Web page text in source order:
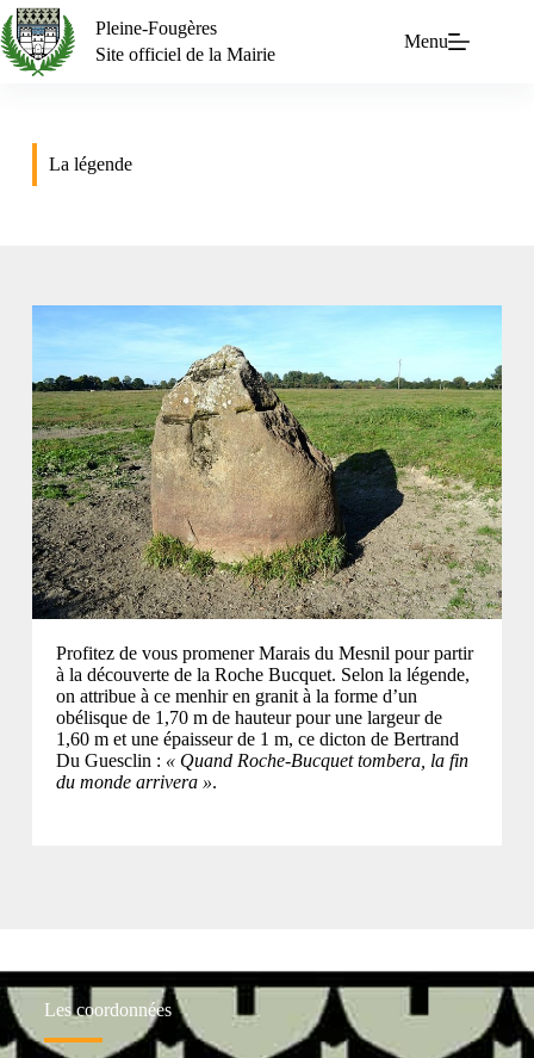
Pleine-Fougères
Site officiel de la Mairie
Menu
La légende
Profitez de vous promener Marais du Mesnil pour partir
à la découverte de la Roche Bucquet. Selon la légende,
on attribue à ce menhir en granit à la forme d’un
obélisque de 1,70 m de hauteur pour une largeur de
1,60 m et une épaisseur de 1 m, ce dicton de Bertrand
Du Guesclin : « Quand Roche-Bucquet tombera, la fin
du monde arrivera ».
Les coordonnées